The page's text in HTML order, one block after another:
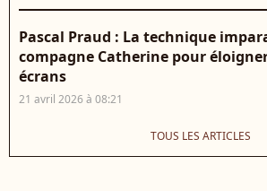
Pascal Praud : La technique
compagne Catherine pour
écrans
21 avril 2026 à 08:21
TOUS LES ARTICLES